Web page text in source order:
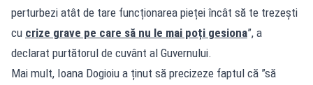
perturbezi atât de tare funcționarea pieței încât să te trezești
cu crize grave pe care să nu le mai poți gesiona”, a
declarat purtătorul de cuvânt al Guvernului.
Mai mult, Ioana Dogioiu a ținut să precizeze faptul că ”să